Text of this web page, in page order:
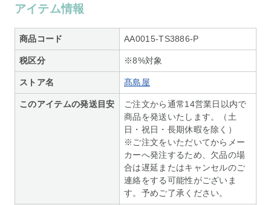
アイテム情報
商品コード AA0015-TS3886-P
税区分 ※8%対象
ストア名 髙島屋
このアイテムの発送目安
ご注文から通常14営業日以内で
商品を発送いたします。（土
日・祝日・長期休暇を除く）
※ご注文をいただいてからメー
カーへ発注するため、欠品の場
合は遅延またはキャンセルのご
連絡をする可能性がございま
す。予めご了承ください。